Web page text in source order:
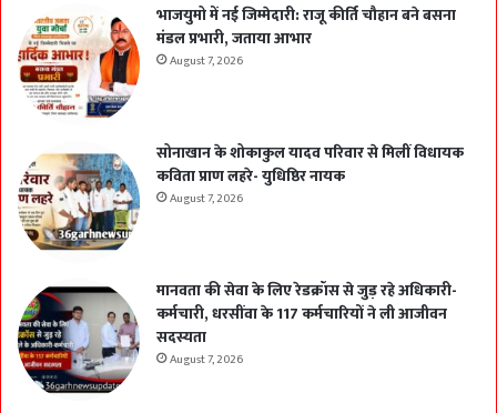
भाजयुमो में नई जिम्मेदारी: राजू कीर्ति चौहान बने बसना
मंडल प्रभारी, जताया आभार
August 7, 2026
सोनाखान के शोकाकुल यादव परिवार से मिलीं विधायक
कविता प्राण लहरे- युधिष्ठिर नायक
August 7, 2026
मानवता की सेवा के लिए रेडक्रॉस से जुड़ रहे अधिकारी-
कर्मचारी, धरसींवा के 117 कर्मचारियों ने ली आजीवन
सदस्यता
August 7, 2026